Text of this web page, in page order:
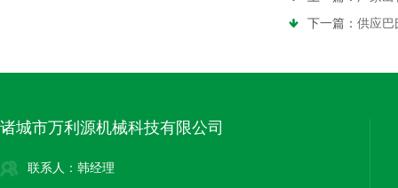
下一篇： 供应巴
诸城市万利源机械科技有限公司
联系人：韩经理